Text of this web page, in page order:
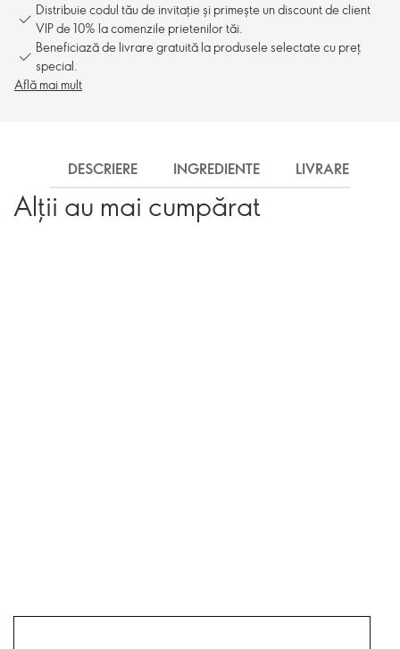
Distribuie codul tău de invitație și primește un discount de client
VIP de 10% la comenzile prietenilor tăi.
Beneficiază de livrare gratuită la produsele selectate cu preț
special.
Află mai mult
DESCRIERE INGREDIENTE LIVRARE
Alții au mai cumpărat